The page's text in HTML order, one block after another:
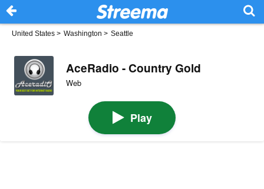
United States > Washington > Seattle
AceRadio - Country Gold
Web
Play